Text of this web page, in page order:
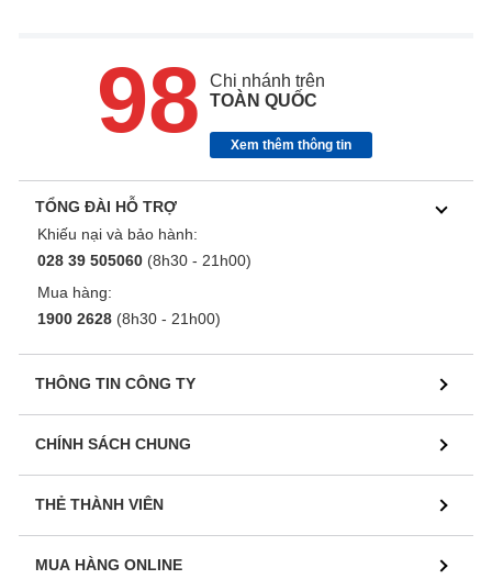
98
Chi nhánh trên
TOÀN QUỐC
Xem thêm thông tin
TỔNG ĐÀI HỖ TRỢ
Khiếu nại và bảo hành:
028 39 505060 (8h30 - 21h00)
Mua hàng:
1900 2628 (8h30 - 21h00)
THÔNG TIN CÔNG TY
CHÍNH SÁCH CHUNG
THẺ THÀNH VIÊN
MUA HÀNG ONLINE